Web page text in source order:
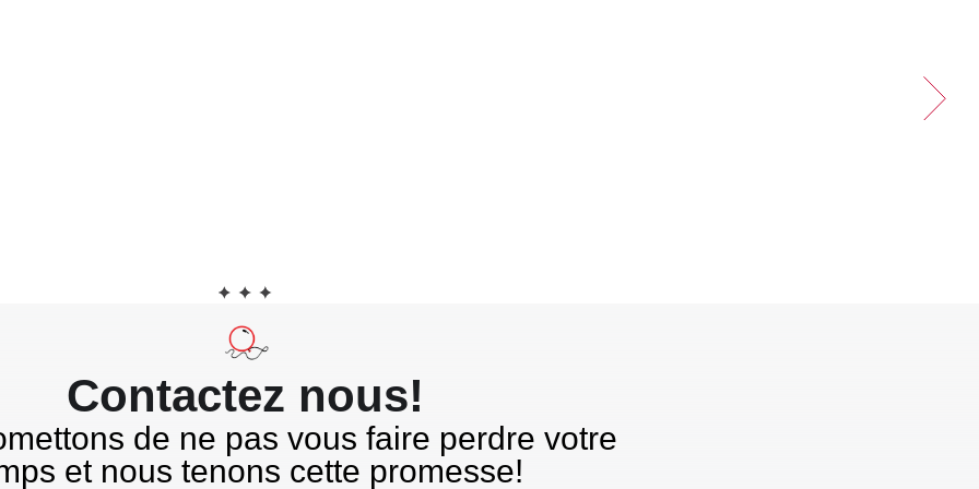
Contactez nous!
de ne pas vous faire perdre votre
et nous tenons cette promesse!